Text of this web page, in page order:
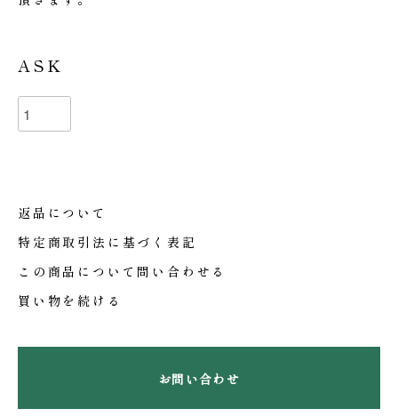
ASK
返品について
特定商取引法に基づく表記
この商品について問い合わせる
買い物を続ける
お問い合わせ